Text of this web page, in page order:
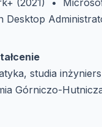
Desktop
studia
Górniczo-